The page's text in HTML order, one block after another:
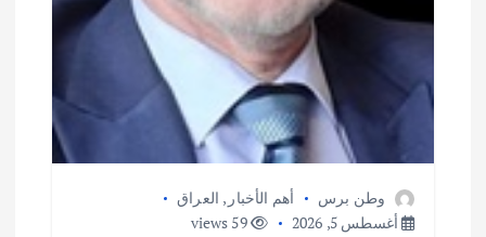
وطن برس أهم الأخبار , العراق
أغسطس 5, 2026
59 views